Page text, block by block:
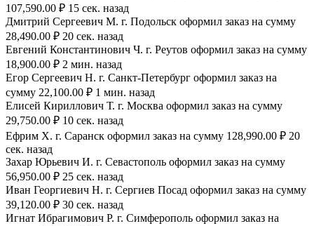
107,590.00 ₽ 15 сек. назад
Дмитрий Сергеевич М. г. Подольск оформил заказ на сумму
28,490.00 ₽ 20 сек. назад
Евгений Константинович Ч. г. Реутов оформил заказ на сумму
18,900.00 ₽ 2 мин. назад
Егор Сергеевич Н. г. Санкт-Петербург оформил заказ на
сумму 22,100.00 ₽ 1 мин. назад
Елисей Кириллович Т. г. Москва оформил заказ на сумму
29,750.00 ₽ 10 сек. назад
Ефрим Х. г. Саранск оформил заказ на сумму 128,990.00 ₽ 20
сек. назад
Захар Юрьевич И. г. Севастополь оформил заказ на сумму
56,950.00 ₽ 25 сек. назад
Иван Георгиевич Н. г. Сергиев Посад оформил заказ на сумму
39,120.00 ₽ 30 сек. назад
Игнат Ибрагимович Р. г. Симферополь оформил заказ на